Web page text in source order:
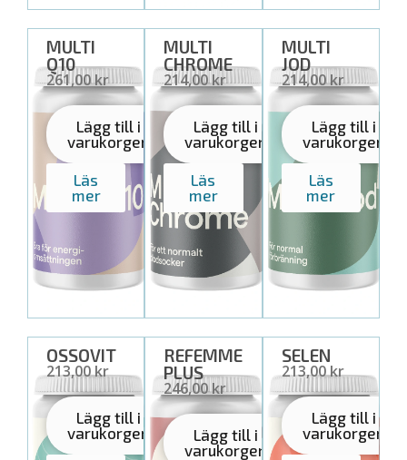
MULTI
Q10
35,00 USD
Lägg till i
varukorgen
Läs
mer
MULTI
CHROME
25,00 USD
Lägg till i
varukorgen
Läs
mer
MULTI
JOD
25,00 USD
Lägg till i
varukorgen
Läs
mer
OSSOVIT
25,00 USD
Lägg till i
varukorgen
REFEMME
PLUS
30,00 USD
Lägg till i
varukorgen
SELEN
25,00 USD
Lägg till i
varukorgen